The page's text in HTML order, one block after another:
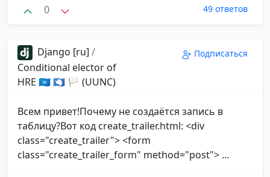
0 49 ответов
Django [ru] /
Conditional elector of
HRE 🇺🇳 🇦🇶 🏳 (UUNC)
Подписаться
Всем привет!Почему не создаётся запись в
таблицу?Вот код create_trailer.html: <div
class="create_trailer"> <form
class="create_trailer_form" method="post"> ...